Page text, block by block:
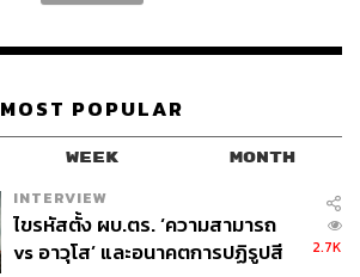
MOST POPULAR
WEEK MONTH
INTERVIEW
ไขรหัสตั้ง ผบ.ตร. ‘ความสามารถ
vs อาวุโส’ และอนาคตการปฏิรูปสี
2.7K